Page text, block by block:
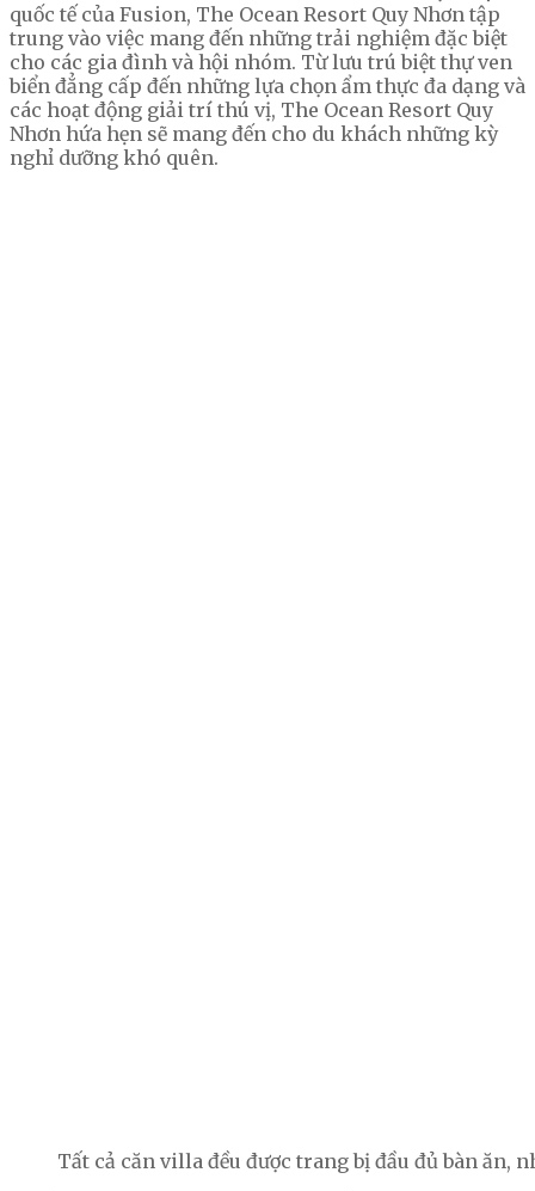
quốc tế của Fusion, The Ocean Resort Quy Nhơn tập
trung vào việc mang đến những trải nghiệm đặc biệt
cho các gia đình và hội nhóm. Từ lưu trú biệt thự ven
biển đẳng cấp đến những lựa chọn ẩm thực đa dạng và
các hoạt động giải trí thú vị, The Ocean Resort Quy
Nhơn hứa hẹn sẽ mang đến cho du khách những kỳ
nghỉ dưỡng khó quên.
Tất cả căn villa đều được trang bị đầu đủ bàn ăn,